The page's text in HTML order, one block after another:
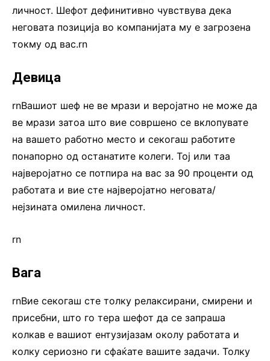
личност. Шефот дефинитивно чувствува дека
неговата позиција во компанијата му е загрозена
токму од вас.rn
Девица
rnВашиот шеф не ве мрази и веројатно не може да
ве мрази затоа што вие совршено се вклопувате
на вашето работно место и секогаш работите
понапорно од останатите колеги. Тој или таа
најверојатно се потпира на вас за 90 проценти од
работата и вие сте најверојатно неговата/
нејзината омилена личност.
rn
Вага
rnВие секогаш сте толку релаксирани, смирени и
присебни, што го тера шефот да се запраша
колкав е вашиот ентузијазам околу работата и
колку сериозно ги сфаќате вашите задачи. Толку